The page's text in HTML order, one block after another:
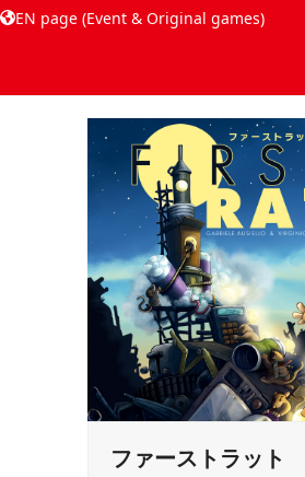
EN page (Event & Original games)
ファーストラット